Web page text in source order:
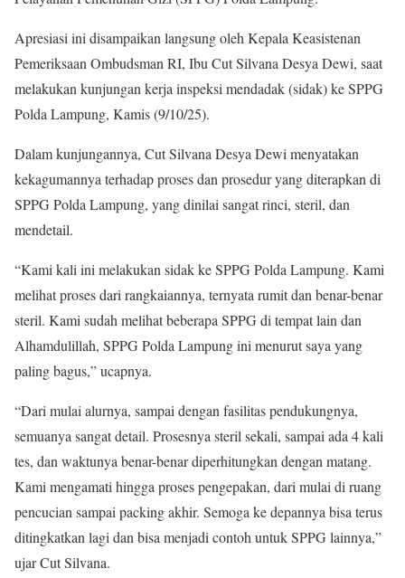
Apresiasi ini disampaikan langsung oleh Kepala Keasistenan
Pemeriksaan Ombudsman RI, Ibu Cut Silvana Desya Dewi, saat
melakukan kunjungan kerja inspeksi mendadak (sidak) ke SPPG
Polda Lampung, Kamis (9/10/25).
Dalam kunjungannya, Cut Silvana Desya Dewi menyatakan
kekagumannya terhadap proses dan prosedur yang diterapkan di
SPPG Polda Lampung, yang dinilai sangat rinci, steril, dan
mendetail.
“Kami kali ini melakukan sidak ke SPPG Polda Lampung. Kami
melihat proses dari rangkaiannya, ternyata rumit dan benar-benar
steril. Kami sudah melihat beberapa SPPG di tempat lain dan
Alhamdulillah, SPPG Polda Lampung ini menurut saya yang
paling bagus,” ucapnya.
“Dari mulai alurnya, sampai dengan fasilitas pendukungnya,
semuanya sangat detail. Prosesnya steril sekali, sampai ada 4 kali
tes, dan waktunya benar-benar diperhitungkan dengan matang.
Kami mengamati hingga proses pengepakan, dari mulai di ruang
pencucian sampai packing akhir. Semoga ke depannya bisa terus
ditingkatkan lagi dan bisa menjadi contoh untuk SPPG lainnya,”
ujar Cut Silvana.